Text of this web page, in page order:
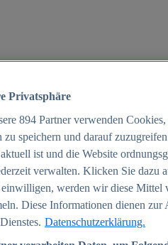
Privatsphäre
894 Partner verwenden
zu speichern und darauf
ist und die Website
verwalten. Klicken Sie dazu
werden wir diese Mittel
Diese Informationen dienen
Datenschutzerklärung.